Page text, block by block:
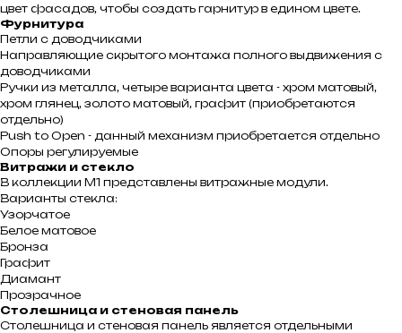
цвет фасадов, чтобы создать гарнитур в едином цвете.
Фурнитура
Петли с доводчиками
Направляющие скрытого монтажа полного выдвижения с
доводчиками
Ручки из металла, четыре варианта цвета - хром матовый,
хром глянец, золото матовый, графит (приобретаются
отдельно)
Push to Open - данный механизм приобретается отдельно
Опоры регулируемые
Витражи и стекло
В коллекции М1 представлены витражные модули.
Варианты стекла:
Узорчатое
Белое матовое
Бронза
Графит
Диамант
Прозрачное
Столешница и стеновая панель
Столешница и стеновая панель является отдельными